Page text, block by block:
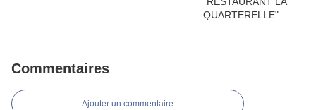
Commentaires
Ajouter un commentaire